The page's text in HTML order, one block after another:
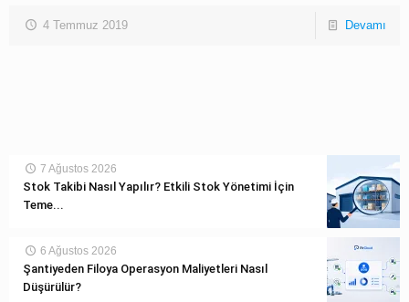
4 Temmuz 2019 Devamı
7 Ağustos 2026
Stok Takibi Nasıl Yapılır? Etkili Stok Yönetimi İçin
Teme...
6 Ağustos 2026
Şantiyeden Filoya Operasyon Maliyetleri Nasıl
Düşürülür?